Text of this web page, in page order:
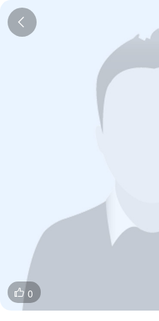

 0